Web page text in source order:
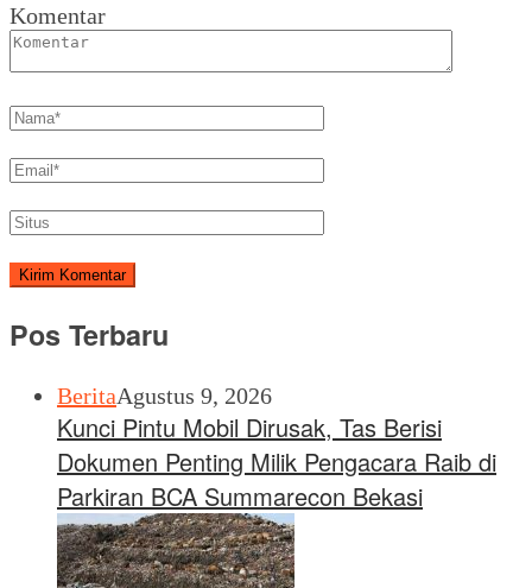
Komentar
Pos Terbaru
BeritaAgustus 9, 2026
Kunci Pintu Mobil Dirusak, Tas Berisi
Dokumen Penting Milik Pengacara Raib di
Parkiran BCA Summarecon Bekasi